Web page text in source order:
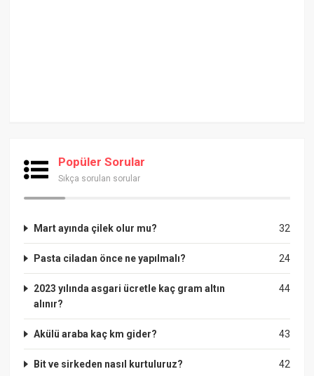
Popüler Sorular
Sıkça sorulan sorular
32
Mart ayında çilek olur mu?
24
Pasta ciladan önce ne yapılmalı?
44
2023 yılında asgari ücretle kaç gram altın
alınır?
43
Akülü araba kaç km gider?
42
Bit ve sirkeden nasıl kurtuluruz?